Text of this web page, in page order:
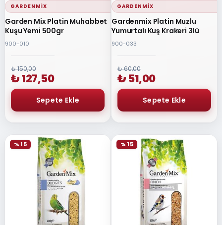
GARDENMIX
Garden Mix Platin Muhabbet
Kuşu Yemi 500gr
900-010
₺ 150,00
₺ 127,50
GARDENMIX
Gardenmix Platin Muzlu
Yumurtalı Kuş Krakeri 3lü
900-033
₺ 60,00
₺ 51,00
% 15 % 15